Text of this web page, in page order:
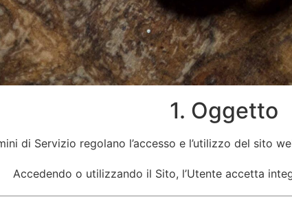
1. Oggetto
di Servizio regolano l’accesso e l’utilizzo del sito
Accedendo o utilizzando il Sito, l’Utente accetta